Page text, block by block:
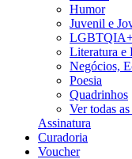
Humor
Juvenil e
Literatura e
Negócios,
Poesia
Quadrinhos
Ver todas
Assinatura
Curadoria
Voucher